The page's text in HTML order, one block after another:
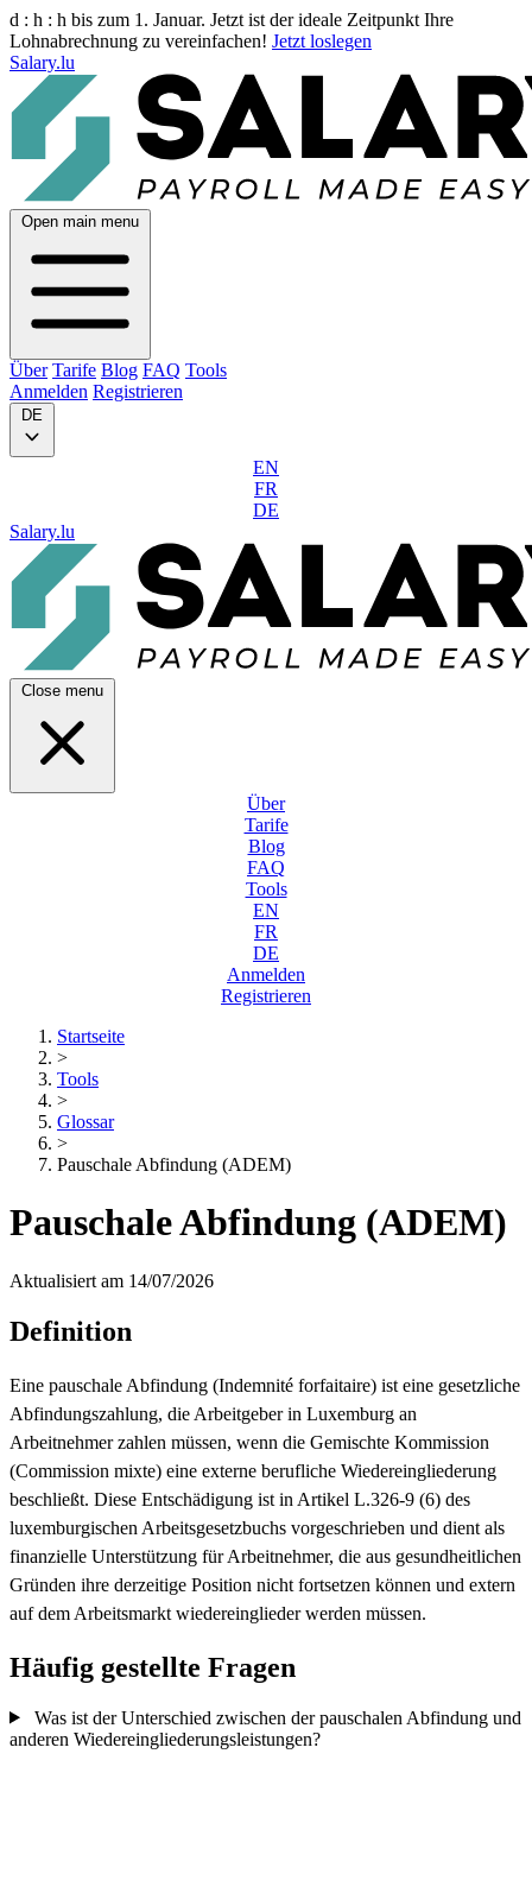
d : h : h bis zum 1. Januar. Jetzt ist der ideale Zeitpunkt Ihre
Lohnabrechnung zu vereinfachen! Jetzt loslegen
Salary.lu
Open main menu
Über Tarife Blog FAQ Tools
Anmelden Registrieren
DE
EN
FR
DE
Salary.lu
Close menu
Über
Tarife
Blog
FAQ
Tools
EN
FR
DE
Anmelden
Registrieren
Startseite
>
Tools
>
Glossar
>
Pauschale Abfindung (ADEM)
Pauschale Abfindung (ADEM)
Aktualisiert am 14/07/2026
Definition
Eine pauschale Abfindung (Indemnité forfaitaire) ist eine gesetzliche
Abfindungszahlung, die Arbeitgeber in Luxemburg an
Arbeitnehmer zahlen müssen, wenn die Gemischte Kommission
(Commission mixte) eine externe berufliche Wiedereingliederung
beschließt. Diese Entschädigung ist in Artikel L.326-9 (6) des
luxemburgischen Arbeitsgesetzbuchs vorgeschrieben und dient als
finanzielle Unterstützung für Arbeitnehmer, die aus gesundheitlichen
Gründen ihre derzeitige Position nicht fortsetzen können und extern
auf dem Arbeitsmarkt wiedereinglieder werden müssen.
Häufig gestellte Fragen
Was ist der Unterschied zwischen der pauschalen Abfindung und
anderen Wiedereingliederungsleistungen?